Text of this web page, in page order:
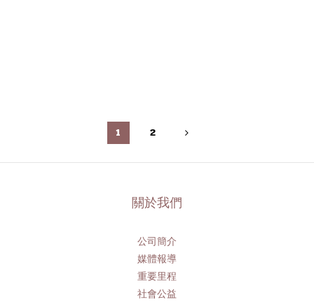
1 2
關於我們
公司簡介
媒體報導
重要里程
社會公益